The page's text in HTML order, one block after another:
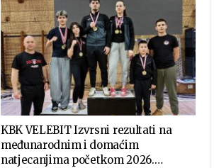
KBK VELEBIT Izvrsni rezultati na
međunarodnim i domaćim
natjecanjima početkom 2026.…